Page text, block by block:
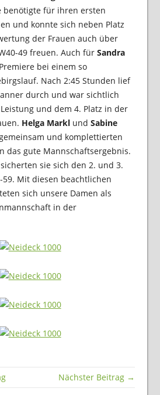
benötigte für ihren ersten
und konnte sich neben Platz
der Frauen auch über
49 freuen. Auch für Sandra
bei einem so
Nach 2:45 Stunden lief
durch und war sichtlich
und dem 4. Platz in der
Helga Marklund Sabine
und komplettierten
das gute Mannschaftsergebnis.
sie sich den 2. und 3.
59. Mit diesen beachtlichen
sich unsere Damen als
in der
Nächster Beitrag →